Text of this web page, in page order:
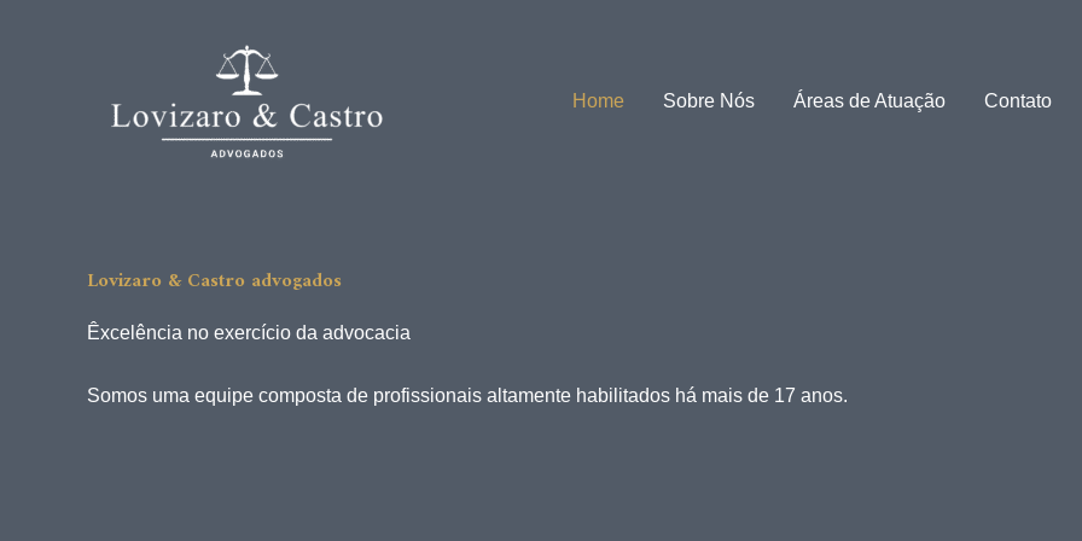
Home Sobre Nós Áreas de Atuação Contato
Lovizaro & Castro advogados
Êxcelência no exercício da advocacia
Somos uma equipe composta de profissionais altamente habilitados há mais de 17 anos.